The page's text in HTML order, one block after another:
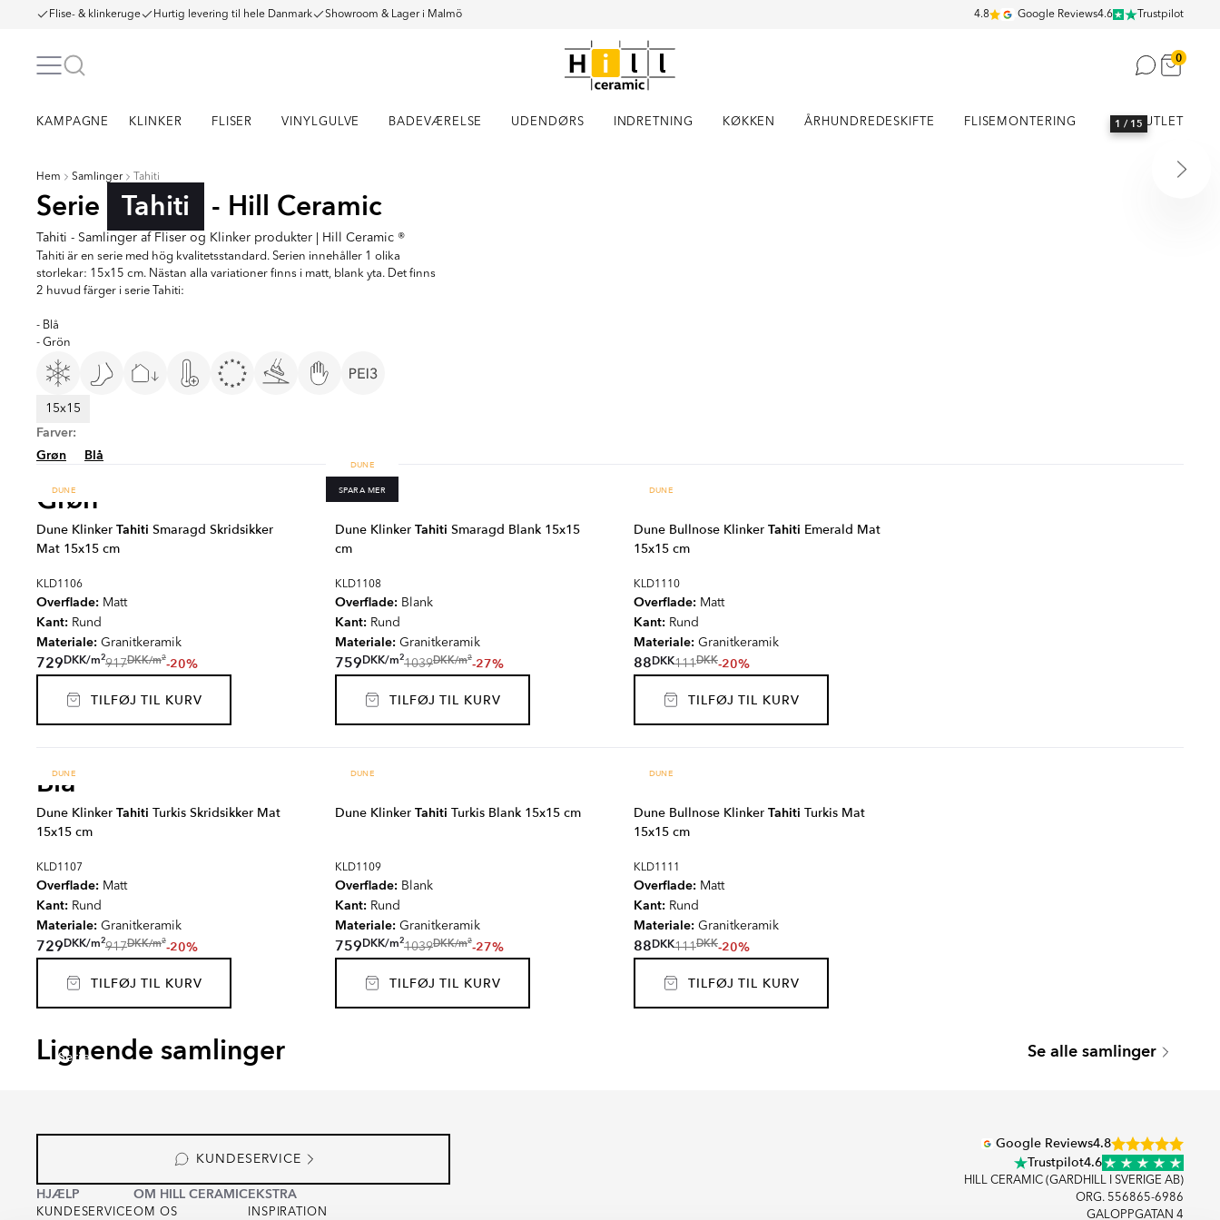
Flise- & klinkeruge Hurtig levering til hele Danmark Showroom & Lager i Malmö 4.8 Google Reviews4.6 Trustpilot
0
KAMPAGNE KLINKER FLISER VINYLGULVE BADEVÆRELSE UDENDØRS INDRETNING KØKKEN ÅRHUNDREDESKIFTE FLISEMONTERING OUTLET
Hem Samlinger Tahiti
Serie Tahiti - Hill Ceramic
Tahiti - Samlinger af Fliser og Klinker produkter | Hill Ceramic ®
Tahiti är en serie med hög kvalitetsstandard. Serien innehåller 1 olika
storlekar: 15x15 cm. Nästan alla variationer finns i matt, blank yta. Det finns
2 huvud färger i serie Tahiti:
- Blå
- Grön
15x15
Farver:
Grøn
Blå
1 / 15
Grøn
DUNE
Dune Klinker Tahiti Smaragd Skridsikker
Mat 15x15 cm
KLD1106
Overflade: Matt
Kant: Rund
Materiale: Granitkeramik
729DKK/m2917DKK/m2-20%
TILFØJ TIL KURV
DUNE
SPARA MER
Dune Klinker Tahiti Smaragd Blank 15x15
cm
KLD1108
Overflade: Blank
Kant: Rund
Materiale: Granitkeramik
759DKK/m21039DKK/m2-27%
TILFØJ TIL KURV
DUNE
Dune Bullnose Klinker Tahiti Emerald Mat
15x15 cm
KLD1110
Overflade: Matt
Kant: Rund
Materiale: Granitkeramik
88DKK111DKK-20%
TILFØJ TIL KURV
Blå
DUNE
Dune Klinker Tahiti Turkis Skridsikker Mat
15x15 cm
KLD1107
Overflade: Matt
Kant: Rund
Materiale: Granitkeramik
729DKK/m2917DKK/m2-20%
TILFØJ TIL KURV
DUNE
Dune Klinker Tahiti Turkis Blank 15x15 cm
KLD1109
Overflade: Blank
Kant: Rund
Materiale: Granitkeramik
759DKK/m21039DKK/m2-27%
TILFØJ TIL KURV
DUNE
Dune Bullnose Klinker Tahiti Turkis Mat
15x15 cm
KLD1111
Overflade: Matt
Kant: Rund
Materiale: Granitkeramik
88DKK111DKK-20%
TILFØJ TIL KURV
Lignende samlinger Se alle samlinger
Serie
KUNDESERVICE
HJÆLP
KUNDESERVICE
OM HILL CERAMIC
OM OS
EKSTRA
INSPIRATION
Google Reviews4.8
Trustpilot4.6
HILL CERAMIC (GARDHILL I SVERIGE AB)
ORG. 556865-6986
GALOPPGATAN 4